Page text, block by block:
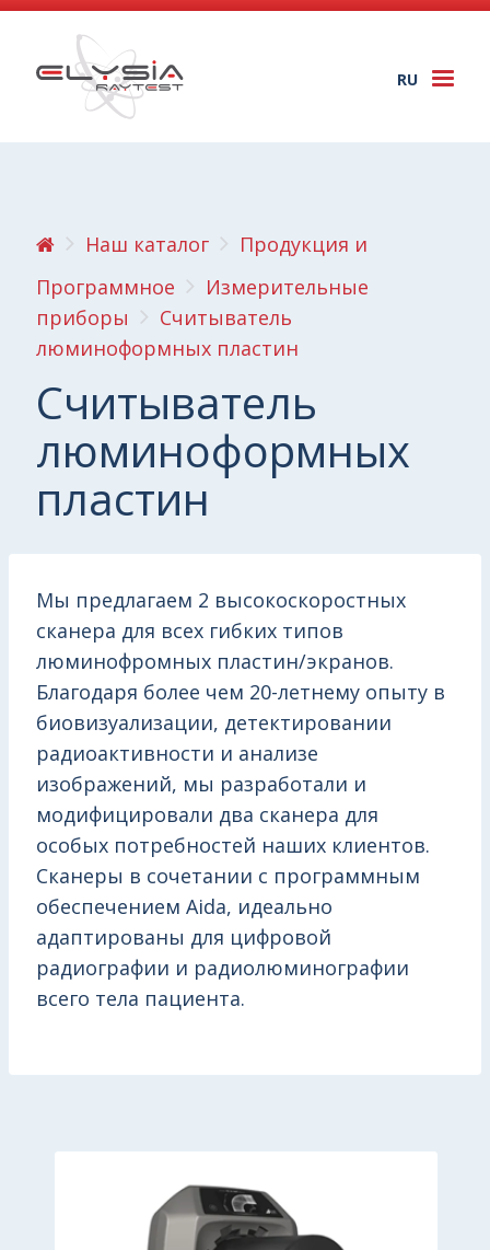
RU
Наш каталог
Продукция и
Программное
Измерительные
приборы
Считыватель
люминоформных пластин
Считыватель
люминоформных
пластин
Мы предлагаем 2 высокоскоростных
сканера для всех гибких типов
люминофромных пластин/экранов.
Благодаря более чем 20-летнему опыту в
биовизуализации, детектировании
радиоактивности и анализе
изображений, мы разработали и
модифицировали два сканера для
особых потребностей наших клиентов.
Сканеры в сочетании с программным
обеспечением Aida, идеально
адаптированы для цифровой
радиографии и радиолюминографии
всего тела пациента.